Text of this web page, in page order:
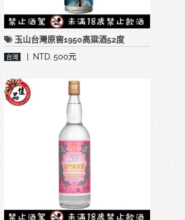
玉山台灣原窖1950高粱酒52度
台灣 | NTD. 500元